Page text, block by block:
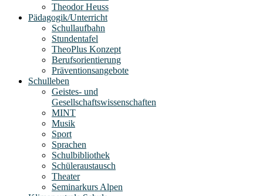
Theodor Heuss
Pädagogik/Unterricht
Schullaufbahn
Stundentafel
TheoPlus Konzept
Berufsorientierung
Präventionsangebote
Schulleben
Geistes- und
Gesellschaftswissenschaften
MINT
Musik
Sport
Sprachen
Schulbibliothek
Schüleraustausch
Theater
Seminarkurs Alpen